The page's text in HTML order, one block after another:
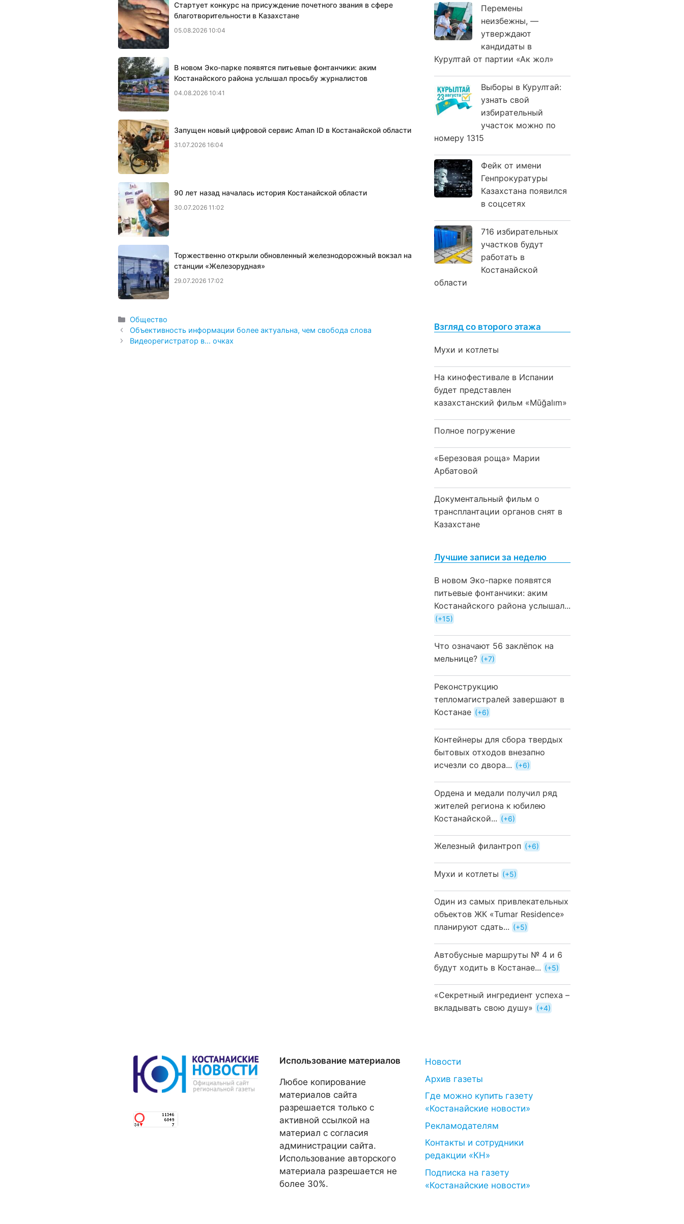
Стартует конкурс на присуждение почетного звания в сфере
благотворительности в Казахстане
05.08.2026 10:04
В новом Эко-парке появятся питьевые фонтанчики: аким
Костанайского района услышал просьбу журналистов
04.08.2026 10:41
Запущен новый цифровой сервис Aman ID в Костанайской области
31.07.2026 16:04
90 лет назад началась история Костанайской области
30.07.2026 11:02
Торжественно открыли обновленный железнодорожный вокзал на
станции «Железорудная»
29.07.2026 17:02
Рубрики
Общество
Объективность информации более актуальна, чем свобода слова
Видеорегистратор в… очках
Перемены
неизбежны, —
утверждают
кандидаты в
Курултай от партии «Ак жол»
Выборы в Курултай:
узнать свой
избирательный
участок можно по
номеру 1315
Фейк от имени
Генпрокуратуры
Казахстана появился
в соцсетях
716 избирательных
участков будут
работать в
Костанайской
области
Взгляд со второго этажа
Мухи и котлеты
На кинофестивале в Испании
будет представлен
казахстанский фильм «Mūğalım»
Полное погружение
«Березовая роща» Марии
Арбатовой
Документальный фильм о
трансплантации органов снят в
Казахстане
Лучшие записи за неделю
В новом Эко-парке появятся
питьевые фонтанчики: аким
Костанайского района услышал...
+15
Что означают 56 заклёпок на
мельнице?
+7
Реконструкцию
тепломагистралей завершают в
Костанае
+6
Контейнеры для сбора твердых
бытовых отходов внезапно
исчезли со двора...
+6
Ордена и медали получил ряд
жителей региона к юбилею
Костанайской...
+6
Железный филантроп +6
Мухи и котлеты +5
Один из самых привлекательных
объектов ЖК «Tumar Residence»
планируют сдать...
+5
Автобусные маршруты № 4 и 6
будут ходить в Костанае...
+5
«Секретный ингредиент успеха –
вкладывать свою душу»
+4
Использование материалов
Любое копирование
материалов сайта
разрешается только с
активной ссылкой на
материал с согласия
администрации сайта.
Использование авторского
материала разрешается не
более 30%.
Новости
Архив газеты
Где можно купить газету
«Костанайские новости»
Рекламодателям
Контакты и сотрудники
редакции «КН»
Подписка на газету
«Костанайские новости»